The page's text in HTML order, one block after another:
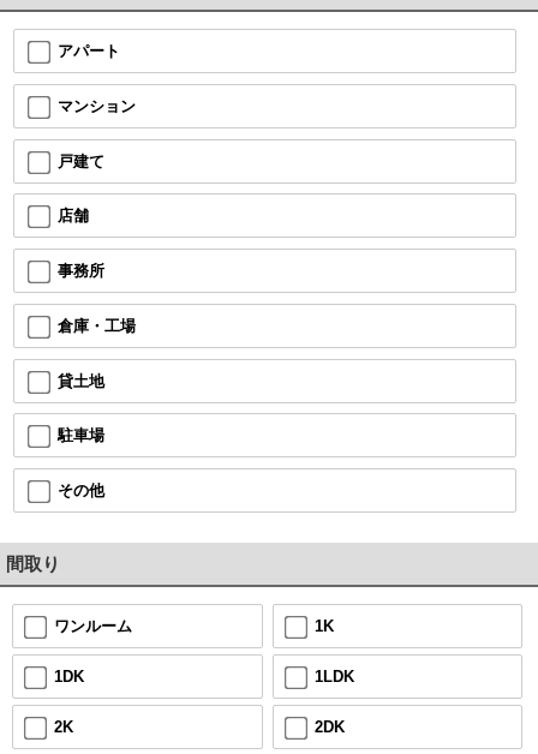
アパート
マンション
戸建て
店舗
事務所
倉庫・工場
貸土地
駐車場
その他
間取り
ワンルーム 1K
1DK 1LDK
2K 2DK